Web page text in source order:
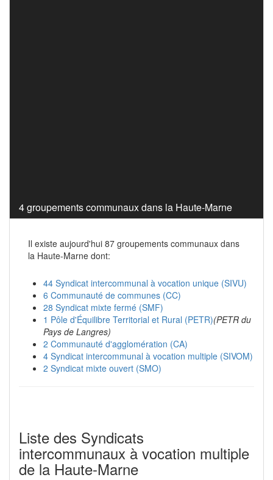
4 groupements communaux dans la Haute-Marne
Il existe aujourd'hui 87 groupements communaux dans
la Haute-Marne dont:
44 Syndicat intercommunal à vocation unique (SIVU)
6 Communauté de communes (CC)
28 Syndicat mixte fermé (SMF)
1 Pôle d'Équilibre Territorial et Rural (PETR)(PETR du
Pays de Langres)
2 Communauté d'agglomération (CA)
4 Syndicat intercommunal à vocation multiple (SIVOM)
2 Syndicat mixte ouvert (SMO)
Liste des Syndicats
intercommunaux à vocation multiple
de la Haute-Marne